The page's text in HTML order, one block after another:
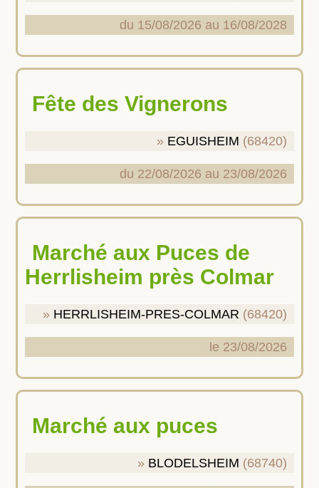
du 15/08/2026 au 16/08/2028
Fête des Vignerons
EGUISHEIM (68420)
du 22/08/2026 au 23/08/2026
Marché aux Puces de
Herrlisheim près Colmar
HERRLISHEIM-PRES-COLMAR (68420)
le 23/08/2026
Marché aux puces
BLODELSHEIM (68740)